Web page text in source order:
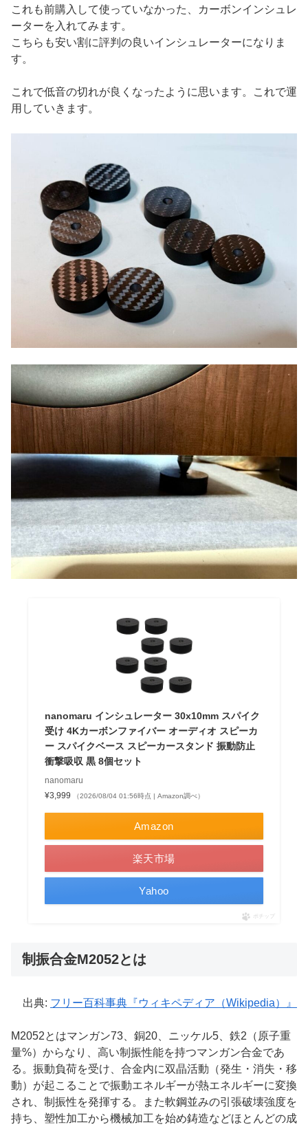
これも前購入して使っていなかった、カーボンインシュレ
ーターを入れてみます。
こちらも安い割に評判の良いインシュレーターになりま
す。
これで低音の切れが良くなったように思います。これで運
用していきます。
nanomaru インシュレーター 30x10mm スパイク
受け 4Kカーボンファイバー オーディオ スピーカ
ー スパイクベース スピーカースタンド 振動防止
衝撃吸収 黒 8個セット
nanomaru
¥3,999
（2026/08/04 01:56時点 | Amazon調べ）
Amazon
楽天市場
Yahoo
ポチップ
制振合金M2052とは
出典: フリー百科事典『ウィキペディア（Wikipedia）』
M2052とはマンガン73、銅20、ニッケル5、鉄2（原子重
量%）からなり、高い制振性能を持つマンガン合金であ
る。振動負荷を受け、合金内に双晶活動（発生・消失・移
動）が起こることで振動エネルギーが熱エネルギーに変換
され、制振性を発揮する。また軟鋼並みの引張破壊強度を
持ち、塑性加工から機械加工を始め鋳造などほとんどの成